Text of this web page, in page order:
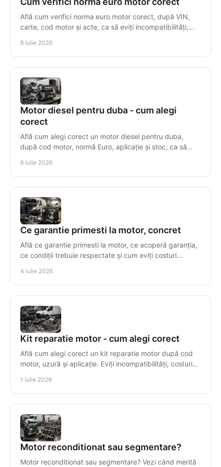
Află cum verifici norma euro motor corect, după VIN,
carte, cod motor și acte, ca să eviți incompatibilități,
8 iulie 2026
Motor diesel pentru duba - cum alegi
corect
Află cum alegi corect un motor diesel pentru duba,
după cod motor, normă Euro, aplicație și stoc, ca să
6 iulie 2026
Ce garantie primesti la motor, concret
Află ce garantie primesti la motor, ce acoperă garanția,
ce condiții trebuie respectate și cum eviți costuri
4 iulie 2026
Kit reparatie motor - cum alegi corect
Află cum alegi corect un kit reparatie motor după cod
motor, uzură și aplicație. Eviți incompatibilități, costuri
1 iulie 2026
Motor reconditionat sau segmentare?
Motor reconditionat sau segmentare? Vezi când merită